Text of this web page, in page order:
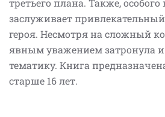
третьего плана. Также,
заслуживает привлекательный
героя. Несмотря на сложный
явным уважением затронула
тематику. Книга
старше 16 лет.